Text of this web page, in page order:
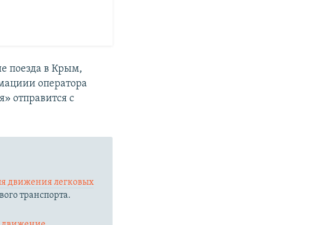
поезда в Крым,
оператора
отправится с
движения легковых
транспорта.